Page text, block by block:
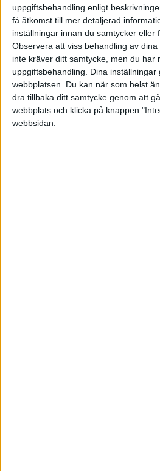
uppgiftsbehandling enligt
få åtkomst till mer detaljerad
inställningar innan du samtycker eller
Observera att viss behandling av
inte kräver ditt samtycke, men du har
uppgiftsbehandling. Dina
webbplatsen. Du kan när som helst
dra tillbaka ditt samtycke genom att
webbplats och klicka på knappen
webbsidan.
Cyklar ibland till mina jobb. Då
verktyg på plats dvs. Är det
cykel till företaget och göra